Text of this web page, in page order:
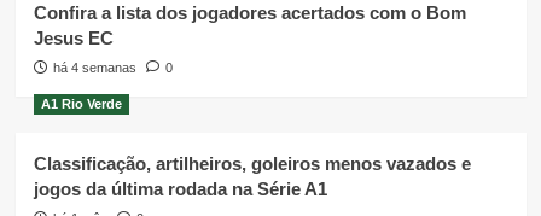
Confira a lista dos jogadores acertados com o Bom
Jesus EC
há 4 semanas 0
A1 Rio Verde
Classificação, artilheiros, goleiros menos vazados e
jogos da última rodada na Série A1